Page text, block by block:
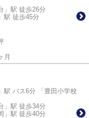
」駅 徒歩26分
駅 徒歩45分
月
駅 バス6分 「豊田小学校
」駅 徒歩34分
」駅 徒歩40分